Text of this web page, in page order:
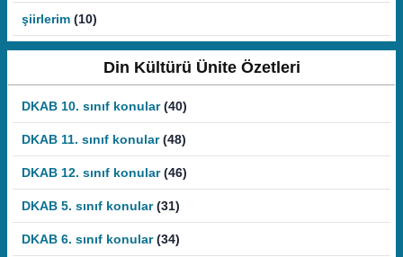
şiirlerim (10)
Din Kültürü Ünite Özetleri
DKAB 10. sınıf konular (40)
DKAB 11. sınıf konular (48)
DKAB 12. sınıf konular (46)
DKAB 5. sınıf konular (31)
DKAB 6. sınıf konular (34)